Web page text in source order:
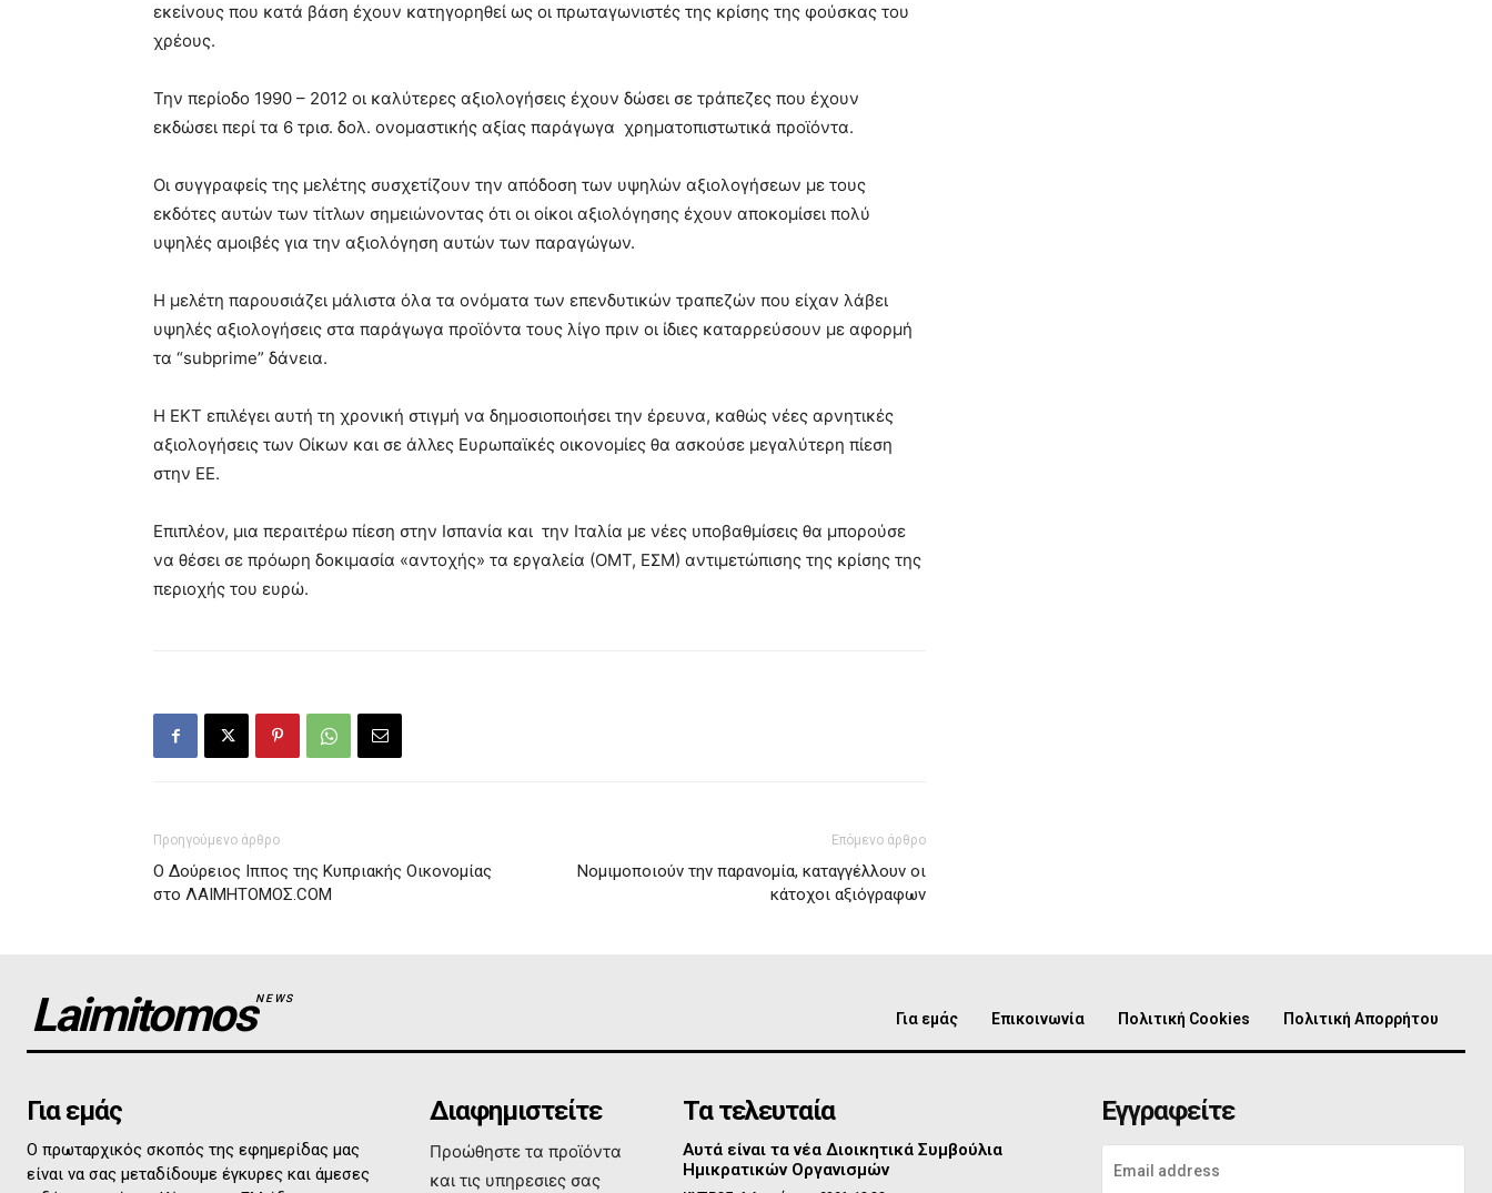
εκείνους που κατά βάση έχουν κατηγορηθεί ως οι πρωταγωνιστές της κρίσης της φούσκας του
χρέους.
Την περίοδο 1990 – 2012 οι καλύτερες αξιολογήσεις έχουν δώσει σε τράπεζες που έχουν
εκδώσει περί τα 6 τρισ. δολ. ονομαστικής αξίας παράγωγα χρηματοπιστωτικά προϊόντα.
Οι συγγραφείς της μελέτης συσχετίζουν την απόδοση των υψηλών αξιολογήσεων με τους
εκδότες αυτών των τίτλων σημειώνοντας ότι οι οίκοι αξιολόγησης έχουν αποκομίσει πολύ
υψηλές αμοιβές για την αξιολόγηση αυτών των παραγώγων.
Η μελέτη παρουσιάζει μάλιστα όλα τα ονόματα των επενδυτικών τραπεζών που είχαν λάβει
υψηλές αξιολογήσεις στα παράγωγα προϊόντα τους λίγο πριν οι ίδιες καταρρεύσουν με αφορμή
τα “subprime” δάνεια.
Η ΕΚΤ επιλέγει αυτή τη χρονική στιγμή να δημοσιοποιήσει την έρευνα, καθώς νέες αρνητικές
αξιολογήσεις των Οίκων και σε άλλες Ευρωπαϊκές οικονομίες θα ασκούσε μεγαλύτερη πίεση
στην ΕΕ.
Επιπλέον, μια περαιτέρω πίεση στην Ισπανία και την Ιταλία με νέες υποβαθμίσεις θα μπορούσε
να θέσει σε πρόωρη δοκιμασία «αντοχής» τα εργαλεία (ΟΜΤ, ΕΣΜ) αντιμετώπισης της κρίσης της
περιοχής του ευρώ.
Προηγούμενο άρθρο
Ο Δούρειος Ιππος της Κυπριακής Οικονομίας
στο ΛΑΙΜΗΤΟΜΟΣ.COM
Επόμενο άρθρο
Νομιμοποιούν την παρανομία, καταγγέλλουν οι
κάτοχοι αξιόγραφων
LaimitomosNEWS
Για εμάς Επικοινωνία Πολιτική Cookies Πολιτική Απορρήτου
Για εμάς
Ο πρωταρχικός σκοπός της εφημερίδας μας
είναι να σας μεταδίδουμε έγκυρες και άμεσες
Διαφημιστείτε
Προώθηστε τα προϊόντα
και τις υπηρεσιες σας
Τα τελευταία
Αυτά είναι τα νέα Διοικητικά Συμβούλια
Ημικρατικών Οργανισμών
Εγγραφείτε